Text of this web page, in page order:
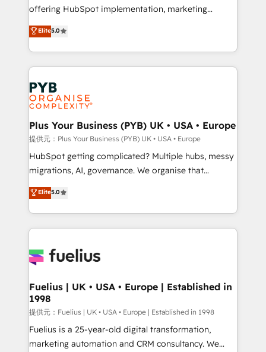
- Dashboards, lifecycle campaigns, and lead
nurturing sequences. - Cross-hub setup across
Marketing, Sales, Operations, and Service Hubs. -
Ongoing optimization, managed support, and
scalable retainers. Let’s make HubSpot your most
powerful growth engine. Built to convert, scale, and
drive results.
offering HubSpot implementation, marketing
automation, CRM and RevOps consulting, data
architecture, sales enablement, lifecycle automation,
lead scoring and revenue reporting. HubSpot,
Salesforce and integrated enterprise stacks. Digital
Marketing, Answer Engine Optimisation, and
Generative Engine Optimisation (AI Search),
HubSpot Content Hub, WordPress development,
B2B SEO, paid media, and content. We work with
enterprise and growth-led companies across
technology, professional services, financial services
and industrial sectors. Offices in Johannesburg, Cape
implementations delivered. AI visibility coverage
across ChatGPT, Claude, Perplexity, Gemini and
Innovation HubSpot Impact Award - Platform
Migration Excellence HubSpot Impact Award -
professionals.
Elite5.0
Plus Your Business (PYB) UK • USA • Europe
提供元：Plus Your Business (PYB) UK • USA • Europe
HubSpot getting complicated? Multiple hubs, messy
migrations, AI, governance. We organise that
complexity, so your team can put HubSpot to work...
Welcome to our Profile! We help with: • CRM
implementation, reports, workflows, and team
training • CRM migration from Salesforce, Pipedrive,
custom API integrations with ERP (and other
operations A little about us: • Boutique 'Elite' team of
12 • 150+ clients across Sales Hub, Marketing Hub,
Service Hub, Data Hub and CMS • ISO/IEC
27001:2022, ISO 9001:2015, and ISO 42001:2023
certified - the AI management standard • GuardHub:
Elite5.0
Fuelius | UK • USA • Europe | Established in
1998
提供元：Fuelius | UK • USA • Europe | Established in 1998
Fuelius is a 25-year-old digital transformation,
marketing automation and CRM consultancy. We